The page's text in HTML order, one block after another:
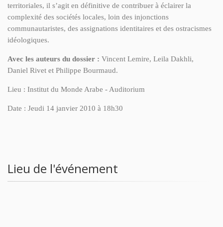
territoriales, il s’agit en définitive de contribuer à éclairer la
complexité des sociétés locales, loin des injonctions
communautaristes, des assignations identitaires et des ostracismes
idéologiques.
Avec les auteurs du dossier : Vincent Lemire, Leila Dakhli,
Daniel Rivet et Philippe Bourmaud.
Lieu : Institut du Monde Arabe - Auditorium
Date : Jeudi 14 janvier 2010 à 18h30
Lieu de l'événement